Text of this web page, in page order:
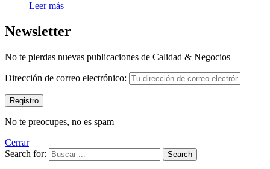
Leer más
Newsletter
No te pierdas nuevas publicaciones de Calidad & Negocios
Dirección de correo electrónico:
No te preocupes, no es spam
Cerrar
Search for:
Search